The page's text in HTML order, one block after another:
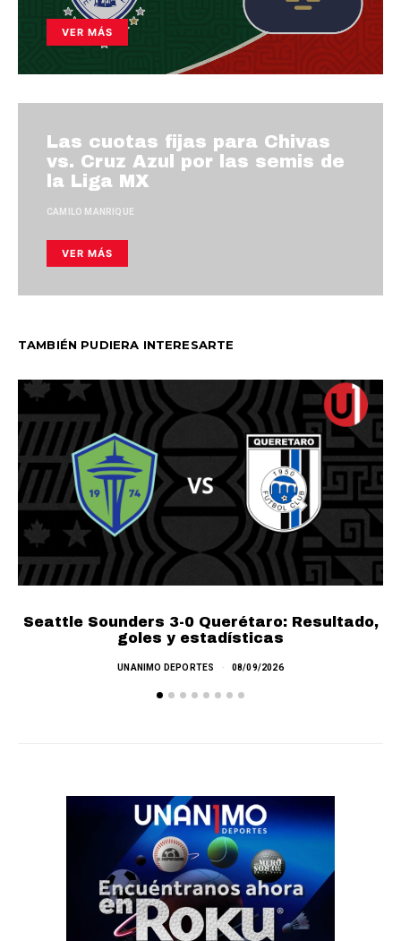
VER MÁS
Las cuotas fijas para Chivas
vs. Cruz Azul por las semis de
la Liga MX
CAMILO MANRIQUE
VER MÁS
TAMBIÉN PUDIERA INTERESARTE
Seattle Sounders 3-0 Querétaro: Resultado,
goles y estadísticas
UNANIMO DEPORTES 08/09/2026